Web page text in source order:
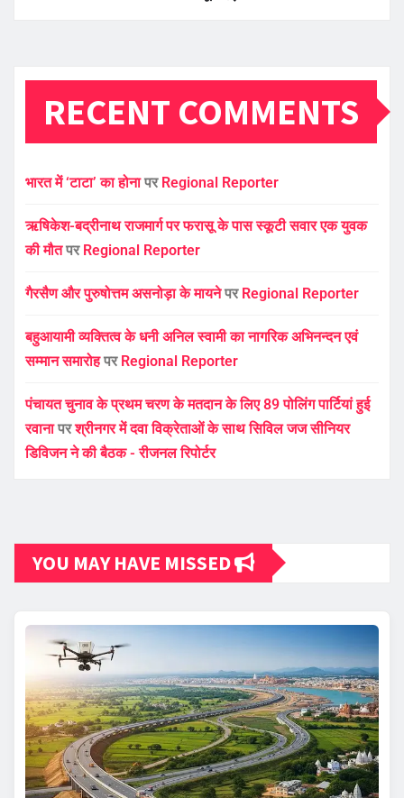
RECENT COMMENTS
भारत में ‘टाटा’ का होनापर Regional Reporter
ऋषिकेश-बद्रीनाथ राजमार्ग पर फरासू के पास स्कूटी सवार एक युवक
की मौतपर Regional Reporter
गैरसैण और पुरुषोत्तम असनोड़ा के मायनेपर Regional Reporter
बहुआयामी व्यक्तित्व के धनी अनिल स्वामी का नागरिक अभिनन्दन एवं
सम्मान समारोहपर Regional Reporter
पंचायत चुनाव के प्रथम चरण के मतदान के लिए 89 पोलिंग पार्टियां हुई
रवानापरश्रीनगर में दवा विक्रेताओं के साथ सिविल जज सीनियर
डिविजन ने की बैठक - रीजनल रिपोर्टर
YOU MAY HAVE MISSED